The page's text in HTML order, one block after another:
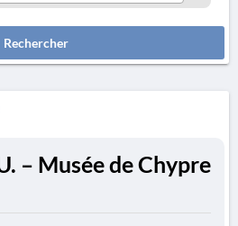
Rechercher
– Musée de Chypre